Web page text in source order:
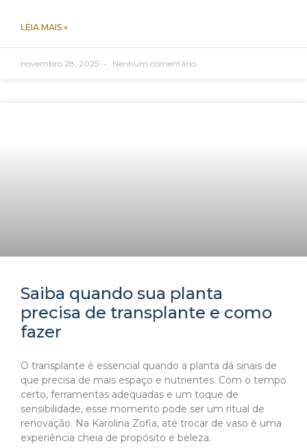
LEIA MAIS »
novembro 28, 2025 Nenhum comentário
Saiba quando sua planta
precisa de transplante e como
fazer
O transplante é essencial quando a planta dá sinais de
que precisa de mais espaço e nutrientes. Com o tempo
certo, ferramentas adequadas e um toque de
sensibilidade, esse momento pode ser um ritual de
renovação. Na Karolina Zofia, até trocar de vaso é uma
experiência cheia de propósito e beleza.